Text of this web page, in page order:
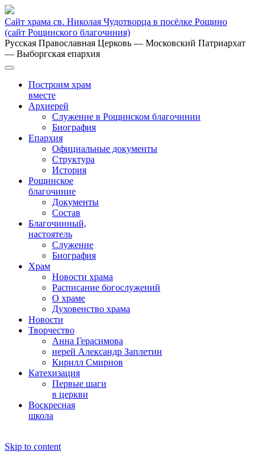
Сайт храма св. Николая Чудотворца в посёлке Рощино
(сайт Рощинского благочиния)
Русская Православная Церковь — Московский Патриархат
— Выборгская епархия
Построим храм
вместе
Архиерей
Служение в Рощинском благочинии
Биография
Епархия
Официальные документы
Структура
История
Рощинское
благочиние
Документы
Состав
Благочинный,
настоятель
Служение
Биография
Храм
Новости храма
Расписание богослужений
О храме
Духовенство храма
Новости
Творчество
Анна Герасимова
иерей Александр Заплетин
Кирилл Смирнов
Катехизация
Первые шаги
в церкви
Воскресная
школа
Skip to content